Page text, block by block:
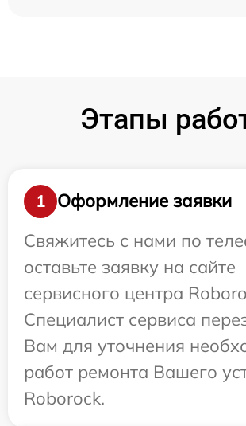
Этапы
1
Оформление заявки
Свяжитесь с нами по
оставьте заявку на сайте
сервисного центра
Специалист сервиса
Вам для уточнения
работ ремонта Вашего
Roborock.